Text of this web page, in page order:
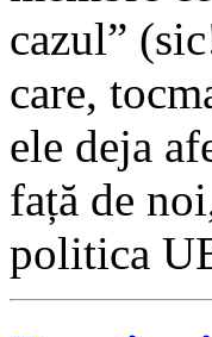
cazul”
care,
ele deja
față de
politica